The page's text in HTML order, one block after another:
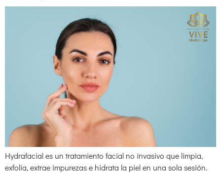
Hydrafacial es un tratamiento facial no invasivo que limpia,
exfolia, extrae impurezas e hidrata la piel en una sola sesión.